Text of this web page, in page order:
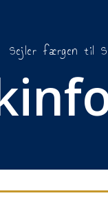
Sejler færgen til